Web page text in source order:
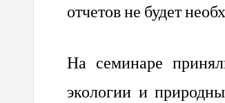
отчетов не будет
На семинаре
экологии и